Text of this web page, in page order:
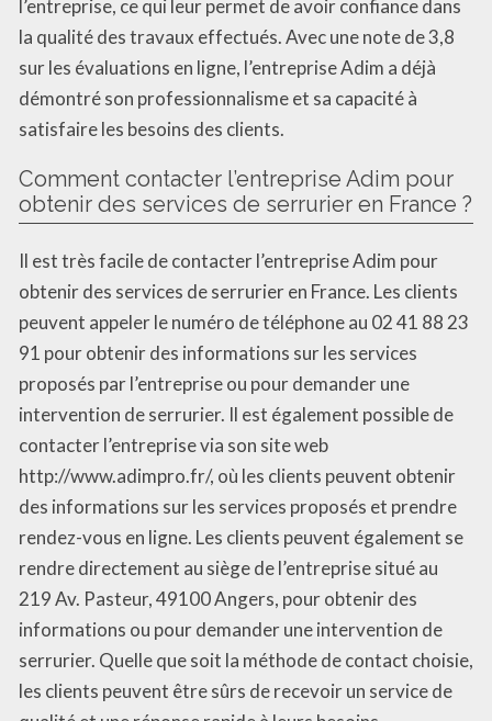
l’entreprise, ce qui leur permet de avoir confiance dans
la qualité des travaux effectués. Avec une note de 3,8
sur les évaluations en ligne, l’entreprise Adim a déjà
démontré son professionnalisme et sa capacité à
satisfaire les besoins des clients.
Comment contacter l’entreprise Adim pour
obtenir des services de serrurier en France ?
Il est très facile de contacter l’entreprise Adim pour
obtenir des services de serrurier en France. Les clients
peuvent appeler le numéro de téléphone au 02 41 88 23
91 pour obtenir des informations sur les services
proposés par l’entreprise ou pour demander une
intervention de serrurier. Il est également possible de
contacter l’entreprise via son site web
http://www.adimpro.fr/, où les clients peuvent obtenir
des informations sur les services proposés et prendre
rendez-vous en ligne. Les clients peuvent également se
rendre directement au siège de l’entreprise situé au
219 Av. Pasteur, 49100 Angers, pour obtenir des
informations ou pour demander une intervention de
serrurier. Quelle que soit la méthode de contact choisie,
les clients peuvent être sûrs de recevoir un service de